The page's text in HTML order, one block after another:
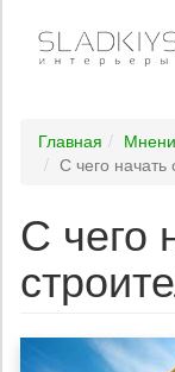
Главная
С чего начать
С чего